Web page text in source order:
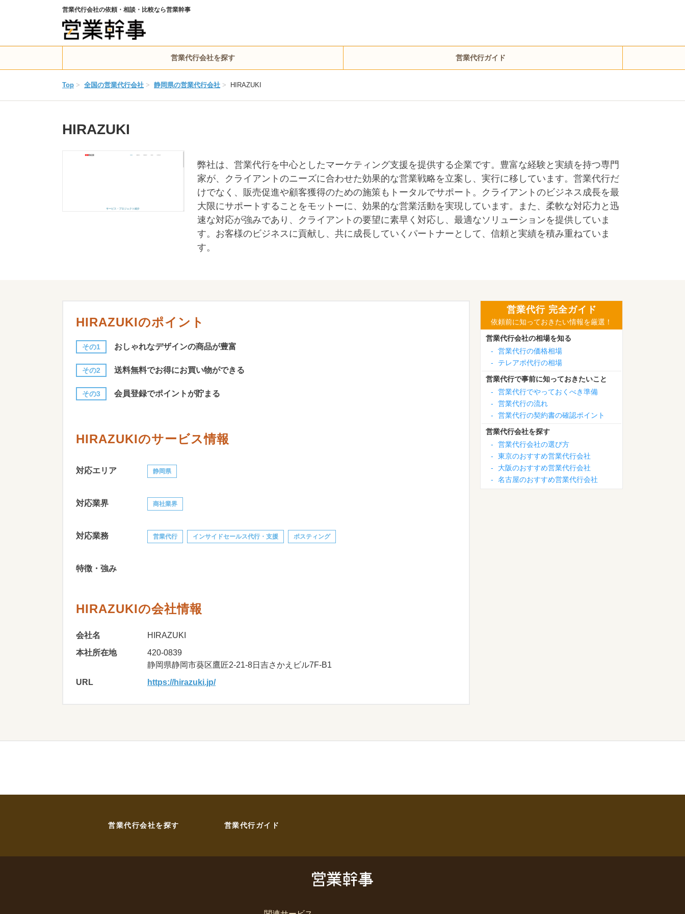
営業代行会社の依頼・相談・比較なら営業幹事
営業代行会社を探す 営業代行ガイド
Top > 全国の営業代行会社 > 静岡県の営業代行会社 > HIRAZUKI
HIRAZUKI
弊社は、営業代行を中心としたマーケティング支援を提供する企業です。豊富な経験と実績を持つ専門
家が、クライアントのニーズに合わせた効果的な営業戦略を立案し、実行に移しています。営業代行だ
けでなく、販売促進や顧客獲得のための施策もトータルでサポート。クライアントのビジネス成長を最
大限にサポートすることをモットーに、効果的な営業活動を実現しています。また、柔軟な対応力と迅
速な対応が強みであり、クライアントの要望に素早く対応し、最適なソリューションを提供していま
す。お客様のビジネスに貢献し、共に成長していくパートナーとして、信頼と実績を積み重ねていま
す。
HIRAZUKIのポイント
その1 おしゃれなデザインの商品が豊富
その2 送料無料でお得にお買い物ができる
その3 会員登録でポイントが貯まる
HIRAZUKIのサービス情報
対応エリア 静岡県
対応業界 商社業界
対応業務 営業代行 インサイドセールス代行・支援 ポスティング
特徴・強み
HIRAZUKIの会社情報
会社名
HIRAZUKI
本社所在地
420-0839
静岡県静岡市葵区鷹匠2-21-8日吉さかえビル7F-B1
URL
https://hirazuki.jp/
営業代行 完全ガイド
依頼前に知っておきたい情報を厳選！
営業代行会社の相場を知る
-
営業代行の価格相場
-
テレアポ代行の相場
営業代行で事前に知っておきたいこと
-
営業代行でやっておくべき準備
-
営業代行の流れ
-
営業代行の契約書の確認ポイント
営業代行会社を探す
-
営業代行会社の選び方
-
東京のおすすめ営業代行会社
-
大阪のおすすめ営業代行会社
-
名古屋のおすすめ営業代行会社
営業代行会社を探す 営業代行ガイド